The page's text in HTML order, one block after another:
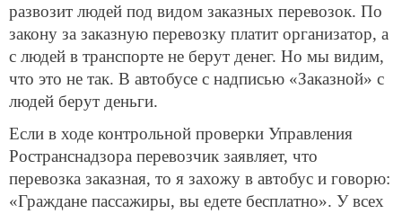
развозит людей под видом заказных перевозок. По
закону за заказную перевозку платит организатор, а
с людей в транспорте не берут денег. Но мы видим,
что это не так. В автобусе с надписью «Заказной» с
людей берут деньги.
Если в ходе контрольной проверки Управления
Ространснадзора перевозчик заявляет, что
перевозка заказная, то я захожу в автобус и говорю:
«Граждане пассажиры, вы едете бесплатно». У всех